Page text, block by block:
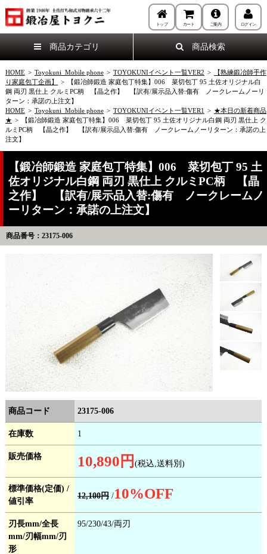
トップ カート ご案内 ログイン
商品カテゴリ 商品検索
HOME > Toyokuni_Mobile phone > TOYOKUNIイベント一覧VER2 >
【熟練鍛冶師手作
り家庭包丁企画】
>
【鍛冶師鍛造 家庭包丁特集】006 菜切包丁 95 土佐オリジナル白
鋼 両刃 黒仕上 クルミPC柄 【晶之作】 【訳有/展示品入替:傷有 ノークレームノーリ
ターン：承諾の上注文】
HOME > Toyokuni_Mobile phone > TOYOKUNIイベント一覧VER1 > ★本日の新着商品
★ >
【鍛冶師鍛造 家庭包丁特集】006 菜切包丁 95 土佐オリジナル白鋼 両刃 黒仕上 ク
ルミPC柄 【晶之作】 【訳有/展示品入替:傷有 ノークレームノーリターン：承諾の上
注文】
【鍛冶師鍛造 家庭包丁特集】006 菜切包丁 95 土
佐オリジナル白鋼 両刃 黒仕上 クルミPC柄 【晶
之作】 【訳有/展示品入替:傷有 ノークレームノ
ーリターン：承諾の上注文】
商品番号：23175-006
商品コード 23175-006
在庫数 1
販売価格 10,890円 (税込,送料別)
標準価格(定価) /
値引率
12,100円 /10%OFF
刃長mm/全長
mm/刃幅mm/刃
形
95/230/43/両刃